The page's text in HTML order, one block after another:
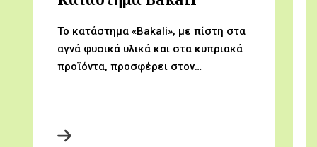
Το κατάστημα «Bakali», με πίστη στα
αγνά φυσικά υλικά και στα κυπριακά
προϊόντα, προσφέρει στον…